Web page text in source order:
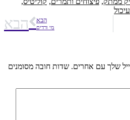
הבא
מי ורדים הבא
שלך עם אחרים. שדות חובה מסומנים